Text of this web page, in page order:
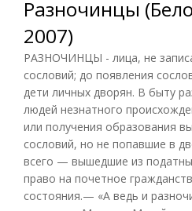
Разночинцы
2007)
РАЗНОЧИНЦЫ - лица, не
сословий; до появления
дети личных дворян. В быту
людей незнатного
или получения образования
сословий, но не попавшие в
всего — вышедшие из
право на почетное
состояния.— «А ведь и